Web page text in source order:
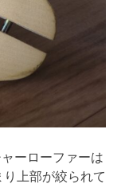
ーローファーは
上部が絞られて